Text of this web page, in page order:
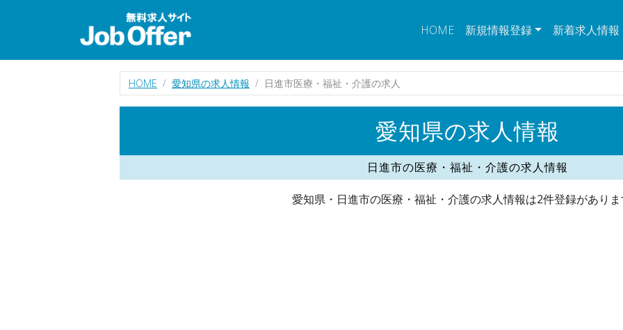
HOME 新規情報登録 新着求人情報
HOME 愛知県の求人情報 日進市医療・福祉・介護の求人
愛知県の求人情報
日進市の医療・福祉・介護の求人情報
愛知県・日進市の医療・福祉・介護の求人情報は2件登録がありま